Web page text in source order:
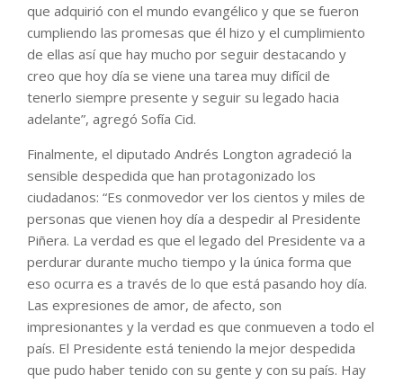
que adquirió con el mundo evangélico y que se fueron
cumpliendo las promesas que él hizo y el cumplimiento
de ellas así que hay mucho por seguir destacando y
creo que hoy día se viene una tarea muy difícil de
tenerlo siempre presente y seguir su legado hacia
adelante”, agregó Sofía Cid.
Finalmente, el diputado Andrés Longton agradeció la
sensible despedida que han protagonizado los
ciudadanos: “Es conmovedor ver los cientos y miles de
personas que vienen hoy día a despedir al Presidente
Piñera. La verdad es que el legado del Presidente va a
perdurar durante mucho tiempo y la única forma que
eso ocurra es a través de lo que está pasando hoy día.
Las expresiones de amor, de afecto, son
impresionantes y la verdad es que conmueven a todo el
país. El Presidente está teniendo la mejor despedida
que pudo haber tenido con su gente y con su país. Hay